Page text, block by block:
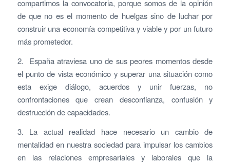
compartimos la convocatoria, porque somos de la opinión
de que no es el momento de huelgas sino de luchar por
construir una economía competitiva y viable y por un futuro
más prometedor.
2. España atraviesa uno de sus peores momentos desde
el punto de vista económico y superar una situación como
esta exige diálogo, acuerdos y unir fuerzas, no
confrontaciones que crean desconfianza, confusión y
destrucción de capacidades.
3. La actual realidad hace necesario un cambio de
mentalidad en nuestra sociedad para impulsar los cambios
en las relaciones empresariales y laborales que la